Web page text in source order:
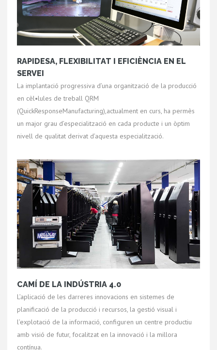
RAPIDESA, FLEXIBILITAT I EFICIÈNCIA EN EL
SERVEI
La implantació progressiva d’una organització de la producció
en cèl•lules de treball QRM
(QuickResponseManufacturing),actualment en curs, ha permès
un major grau d’especialització en cada producte i un òptim
nivell de qualitat derivat d’aquesta especialització.
CAMÍ DE LA INDÚSTRIA 4.0
L’aplicació de les darreres innovacions en sistemes de
planificació de la producció i recursos, la gestió visual i
l’explotació de la informació, configuren un centre productiu
amb visió de futur, focalitzat en la innovació i la millora
contínua.